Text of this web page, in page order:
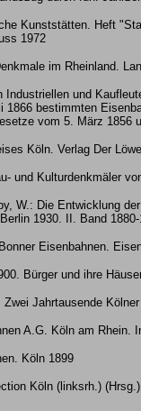
Kunststätten. Heft
1972
im Rheinland.
und
bestimmten
vom 5. März 1856
Köln. Verlag Der
und Kulturdenkmäler
W.: Die Entwicklung
1930. II. Band
Eisenbahnen.
Bürger und ihre
Zwei Jahrtausende
A.G. Köln am Rhein.
Köln 1899
Köln (linksrh.)